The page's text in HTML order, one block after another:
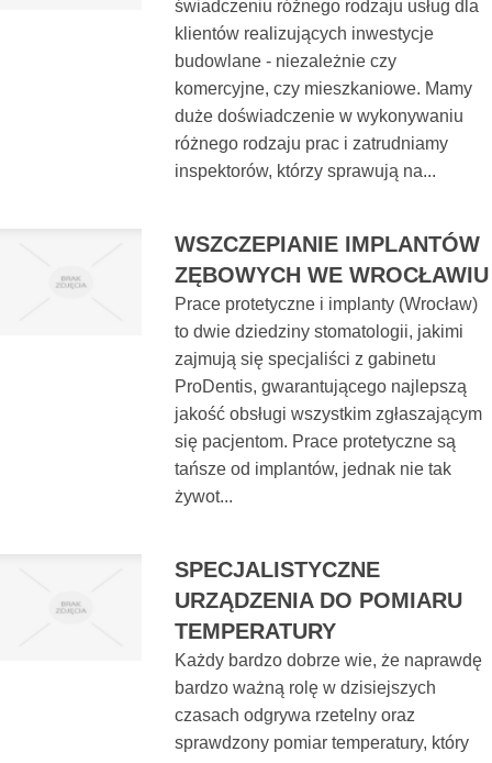
świadczeniu różnego rodzaju usług dla
klientów realizujących inwestycje
budowlane - niezależnie czy
komercyjne, czy mieszkaniowe. Mamy
duże doświadczenie w wykonywaniu
różnego rodzaju prac i zatrudniamy
inspektorów, którzy sprawują na...
WSZCZEPIANIE IMPLANTÓW
ZĘBOWYCH WE WROCŁAWIU
Prace protetyczne i implanty (Wrocław)
to dwie dziedziny stomatologii, jakimi
zajmują się specjaliści z gabinetu
ProDentis, gwarantującego najlepszą
jakość obsługi wszystkim zgłaszającym
się pacjentom. Prace protetyczne są
tańsze od implantów, jednak nie tak
żywot...
SPECJALISTYCZNE
URZĄDZENIA DO POMIARU
TEMPERATURY
Każdy bardzo dobrze wie, że naprawdę
bardzo ważną rolę w dzisiejszych
czasach odgrywa rzetelny oraz
sprawdzony pomiar temperatury, który